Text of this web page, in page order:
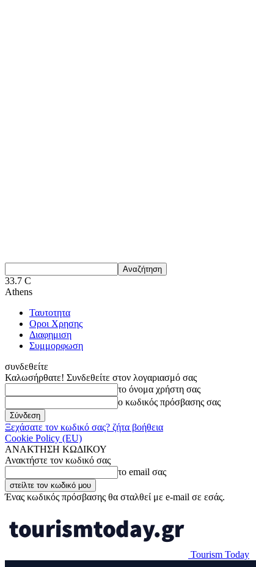
33.7 C
Athens
Ταυτοτητα
Οροι Χρησης
Διαφημιση
Συμμορφωση
συνδεθείτε
Καλωσήρθατε! Συνδεθείτε στον λογαριασμό σας
το όνομα χρήστη σας
ο κωδικός πρόσβασης σας
Ξεχάσατε τον κωδικό σας? ζήτα βοήθεια
Cookie Policy (EU)
ΑΝΑΚΤΗΣΗ ΚΩΔΙΚΟΥ
Ανακτήστε τον κωδικό σας
το email σας
Ένας κωδικός πρόσβασης θα σταλθεί με e-mail σε εσάς.
Tourism Today